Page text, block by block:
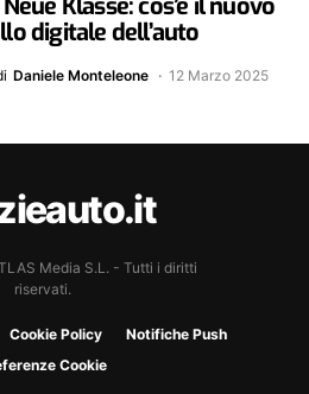
Klasse: cos’è il nuovo
digitale dell’auto
Daniele Monteleone 12 Marzo 2025
Media S.L. - Tutti i diritti
riservati.
Cookie Policy
Notifiche Push
Cookie